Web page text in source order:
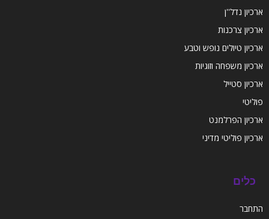
ארכיון נדל''ן
ארכיון צרכנות
ארכיון טיולים נופש וטבע
ארכיון משפחה וזוגיות
ארכיון סטייל
פוליטי
ארכיון הפרלמנט
ארכיון פוליטי מדיני
כלים
התחבר